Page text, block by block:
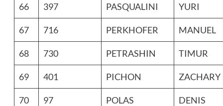
66 397 PASQUALINI YURI
67 716 PERKHOFER MANUEL
68 730 PETRASHIN TIMUR
69 401 PICHON ZACHARY
70 97 POLAS DENIS